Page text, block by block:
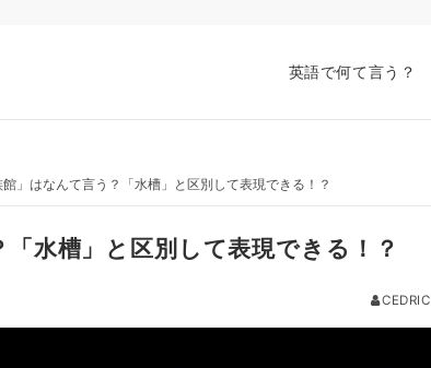
英語で何て言う？
」はなんて言う？「水槽」と区別して表現できる！？
水槽」と区別して表現できる！？
CEDRIC